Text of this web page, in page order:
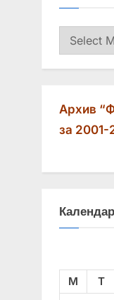
Архив
Архив
за 2001-
M
T